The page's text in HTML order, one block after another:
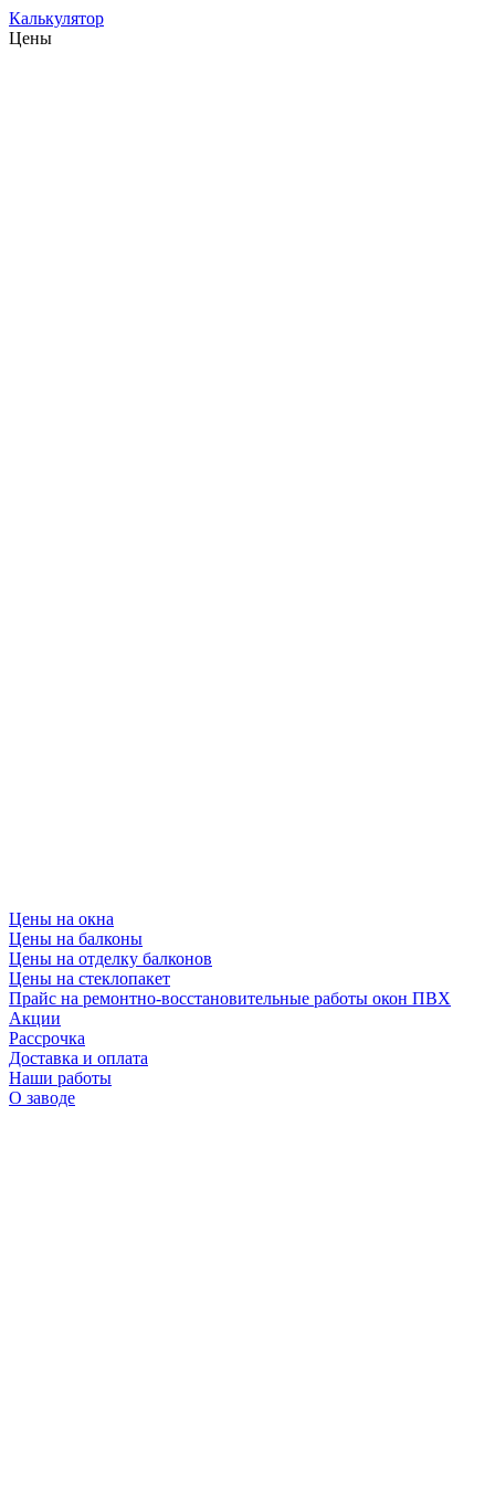
Калькулятор
Цены
Цены на окна
Цены на балконы
Цены на отделку балконов
Цены на стеклопакет
Прайс на ремонтно-восстановительные работы окон ПВХ
Акции
Рассрочка
Доставка и оплата
Наши работы
О заводе